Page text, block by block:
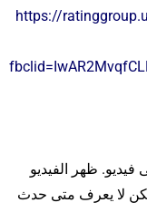
https://
ظهر الفيديو
لأول مرة في 8 أبريل، لكن لا يعرف متى حدث